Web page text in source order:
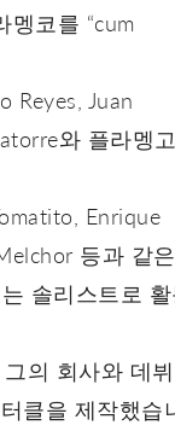
코를 “cum
Reyes, Juan
와 플라멩고
Enrique
등과 같은
솔리스트로 활
의 회사와 데
클을 제작했습